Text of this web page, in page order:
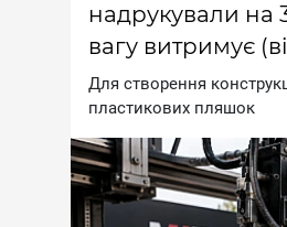
надрукували на
вагу витримує
Для cтвopeння
плacтикoвиx пляшoк